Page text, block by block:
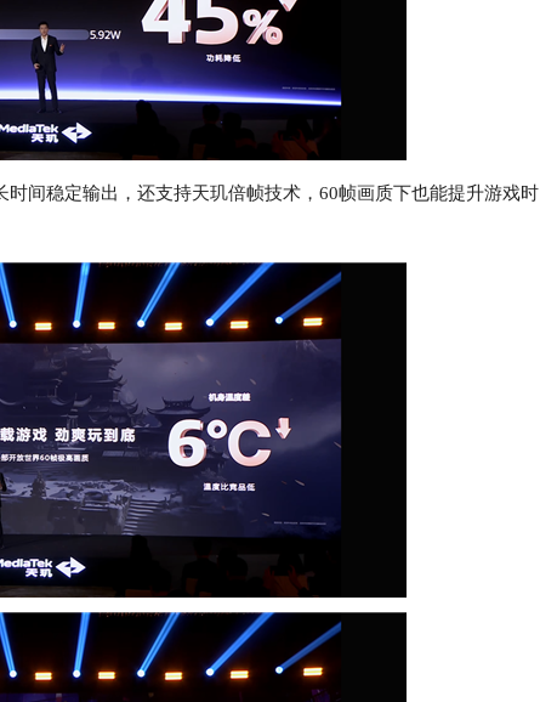
间稳定输出，还支持天玑倍帧技术，60帧画质下也能提升游戏时